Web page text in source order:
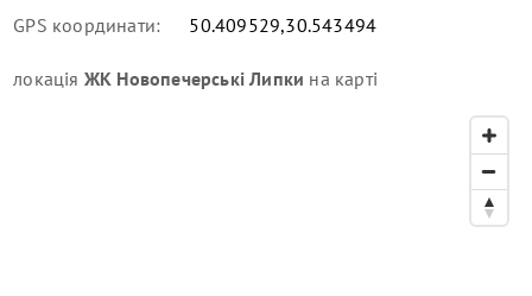
GPS координати: 50.409529,30.543494
локація ЖК Новопечерські Липки на карті